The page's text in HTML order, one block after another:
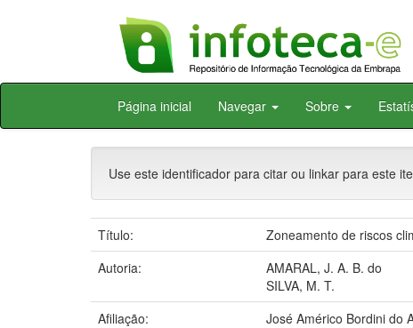
Skip
Página inicial Navegar Sobre
Use este identificador para citar ou linkar para este
Título:
Zoneamento de riscos
Autoria:
AMARAL, J. A. B. do
SILVA, M. T.
Afiliação:
José Américo Bordini do